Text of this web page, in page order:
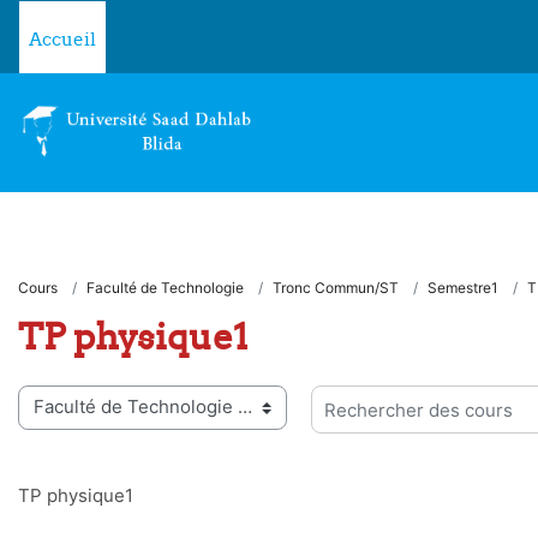
Accueil
Cours Faculté de Technologie Tronc Commun/ST Semestre1
TP physique1
de cours
Rechercher des cours
TP physique1